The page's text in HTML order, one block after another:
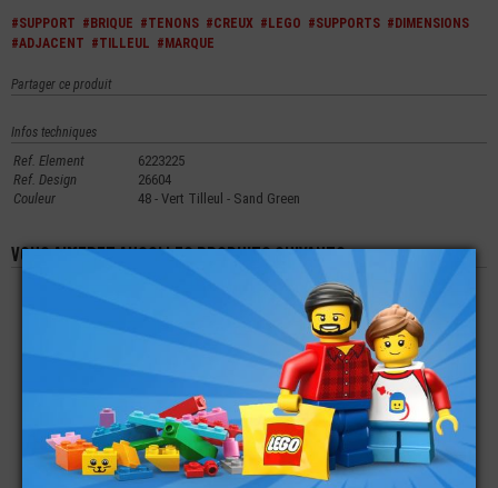
#SUPPORT #BRIQUE #TENONS #CREUX #LEGO #SUPPORTS #DIMENSIONS
#ADJACENT #TILLEUL #MARQUE
Partager ce produit
Infos techniques
Ref. Element
6223225
Ref. Design
26604
Couleur
48 - Vert Tilleul - Sand Green
Vous aimerez aussi les produits suivants
LEGO® DÔME LISSE
0,19€
LEGO® BRIQUE
RONDE SPHERE 4X4
2,99€
LEGO® PLATE 2X2
AVEC CHARNIÈRE ET
2 TENONS
0,49€